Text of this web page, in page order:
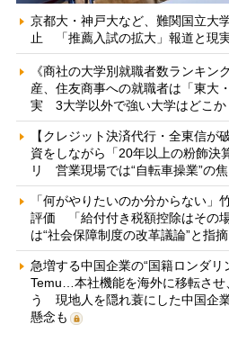
京都大・神戸大など、難関国立大
止 「推薦入試の拡大」報道と現
《商社の大学別就職者数ランキン
産、住友商事への就職者は「東大
実 3大学以外で強い大学はどこか
【クレジット決済代行・全東信が
資をしながら「20年以上の粉飾決
リ 営業現場では“自転車操業”の
「何がやりたいのか分からない」
評価 「給付付き税額控除はその
は“社会保障制度の改革議論”と指摘
急増する中国企業の“国籍ロンダリ
Temu…本社機能を海外に移転させ
う 現地人を隠れ蓑にした中国企
懸念も